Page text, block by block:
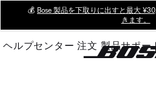
Main
💰 Bose 製品を下取りに出すと最大
きます。
ヘルプセンター 注文 製品サポー